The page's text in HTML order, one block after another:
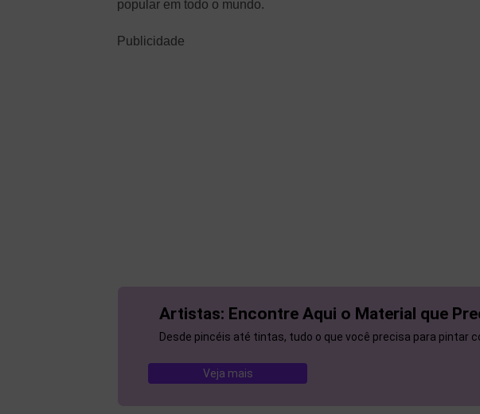
popular em todo o mundo.
Publicidade
Artistas: Encontre Aqui o Material que
Desde pincéis até tintas, tudo o que você precisa para pintar
Veja mais